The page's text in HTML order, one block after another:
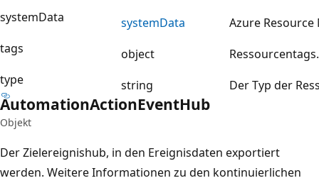
systemData systemData
Azure
tags
object
Ressourcentags.
type
string Der Typ der
AutomationActionEventHub
Objekt
Der Zielereignishub, in den Ereignisdaten exportiert
werden. Weitere Informationen zu den kontinuierlichen